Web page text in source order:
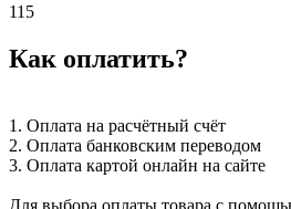
115
Как оплатить?
1. Оплата на расчётный счёт
2. Оплата банковским переводом
3. Оплата картой онлайн на сайте
Для выбора оплаты товара с